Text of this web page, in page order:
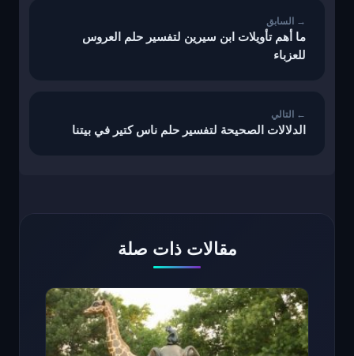
ما أهم تأويلات ابن سيرين لتفسير حلم العروس
للعزباء
الدلالات الصحيحة لتفسير حلم ناس كتير في بيتنا
مقالات ذات صلة